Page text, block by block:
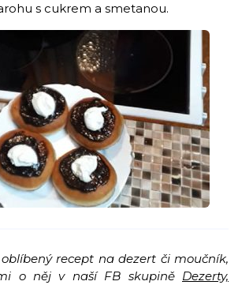
s cukrem a smetanou.
recept na dezert či moučník,
o něj v naší FB skupině Dezerty,